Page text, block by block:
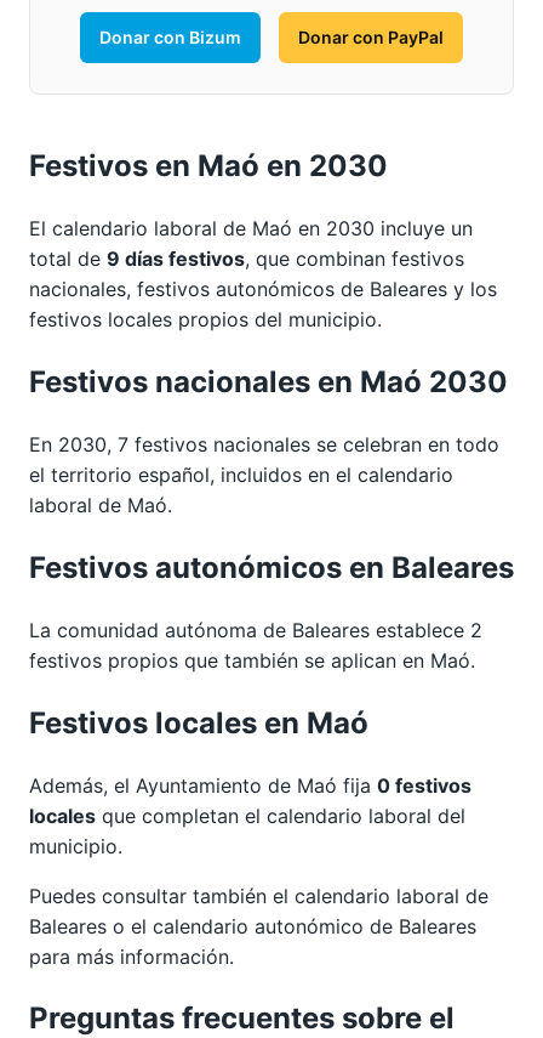
Donar con Bizum Donar con PayPal
Festivos en Maó en 2030
El calendario laboral de Maó en 2030 incluye un
total de 9 días festivos, que combinan festivos
nacionales, festivos autonómicos de Baleares y los
festivos locales propios del municipio.
Festivos nacionales en Maó 2030
En 2030, 7 festivos nacionales se celebran en todo
el territorio español, incluidos en el calendario
laboral de Maó.
Festivos autonómicos en Baleares
La comunidad autónoma de Baleares establece 2
festivos propios que también se aplican en Maó.
Festivos locales en Maó
Además, el Ayuntamiento de Maó fija 0 festivos
locales que completan el calendario laboral del
municipio.
Puedes consultar también el calendario laboral de
Baleares o el calendario autonómico de Baleares
para más información.
Preguntas frecuentes sobre el